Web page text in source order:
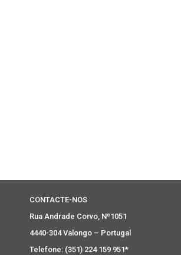
CONTACTE-NOS
Rua Andrade Corvo, Nº1051
4440-304 Valongo – Portugal
Telefone: (351) 224 159 951*